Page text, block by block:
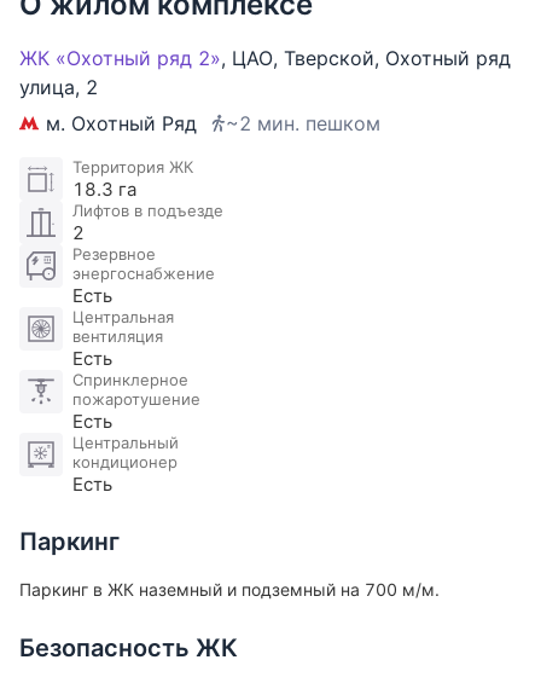
ЖК «Охотный ряд 2», ЦАО, Тверской, Охотный ряд
улица, 2
м. Охотный Ряд
~2 мин. пешком
Территория ЖК
18.3 га
Лифтов в подъезде
2
Резервное
энергоснабжение
Есть
Центральная
вентиляция
Есть
Спринклерное
пожаротушение
Есть
Центральный
кондиционер
Есть
Паркинг
Паркинг в ЖК наземный и подземный на 700 м/м.
Безопасность ЖК